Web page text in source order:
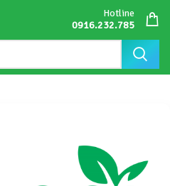
Hotline
0916.232.785